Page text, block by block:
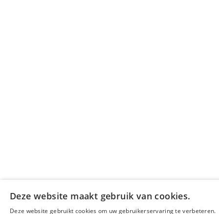
Deze website maakt gebruik van cookies.
Deze website gebruikt cookies om uw gebruikerservaring te verbeteren.